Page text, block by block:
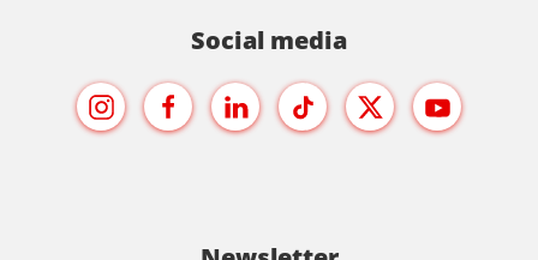
Social media